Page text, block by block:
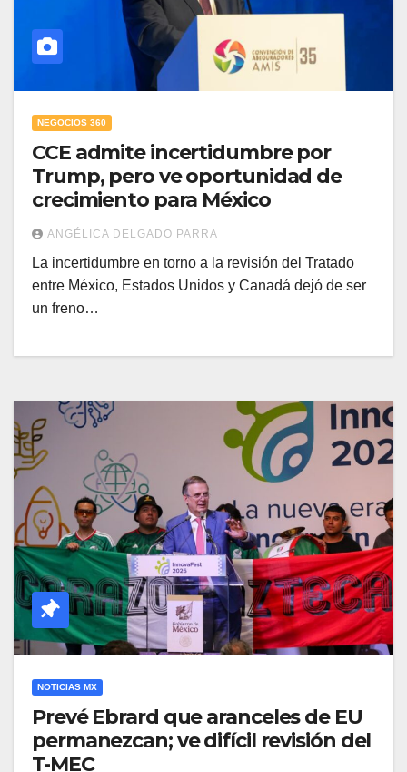
NEGOCIOS 360
CCE admite incertidumbre por
Trump, pero ve oportunidad de
crecimiento para México
ANGÉLICA DELGADO PARRA
La incertidumbre en torno a la revisión del Tratado
entre México, Estados Unidos y Canadá dejó de ser
un freno…
NOTICIAS MX
Prevé Ebrard que aranceles de EU
permanezcan; ve difícil revisión del
T-MEC